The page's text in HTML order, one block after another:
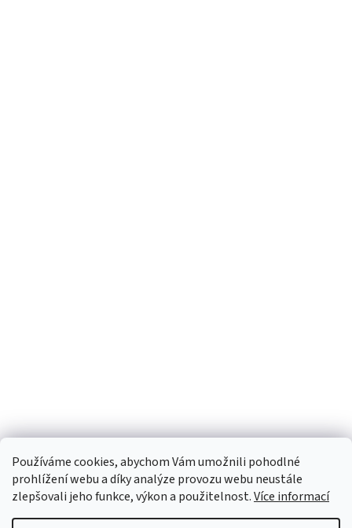
Používáme cookies, abychom Vám umožnili pohodlné
prohlížení webu a díky analýze provozu webu neustále
zlepšovali jeho funkce, výkon a použitelnost.Více informací